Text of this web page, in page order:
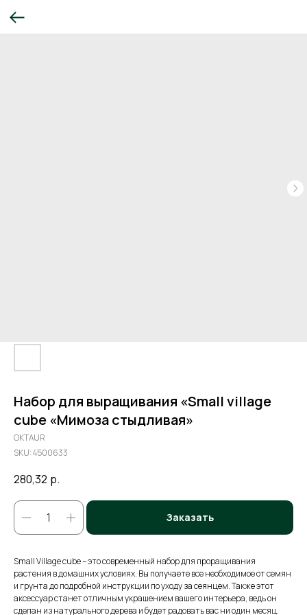
Набор для выращивания «Small village
cube «Мимоза стыдливая»
OKTAUR
SKU:4500633
280,32 р.
Заказать
Small Village cube – это современный набор для проращивания
растения в домашних условиях. Вы получаете все необходимое от семян
и грунта до подробной инструкции по уходу за сеянцем. Также этот
аксессуар станет отличным украшением вашего интерьера, ведь он
сделан из натурального дерева и будет радовать вас ни один месяц.